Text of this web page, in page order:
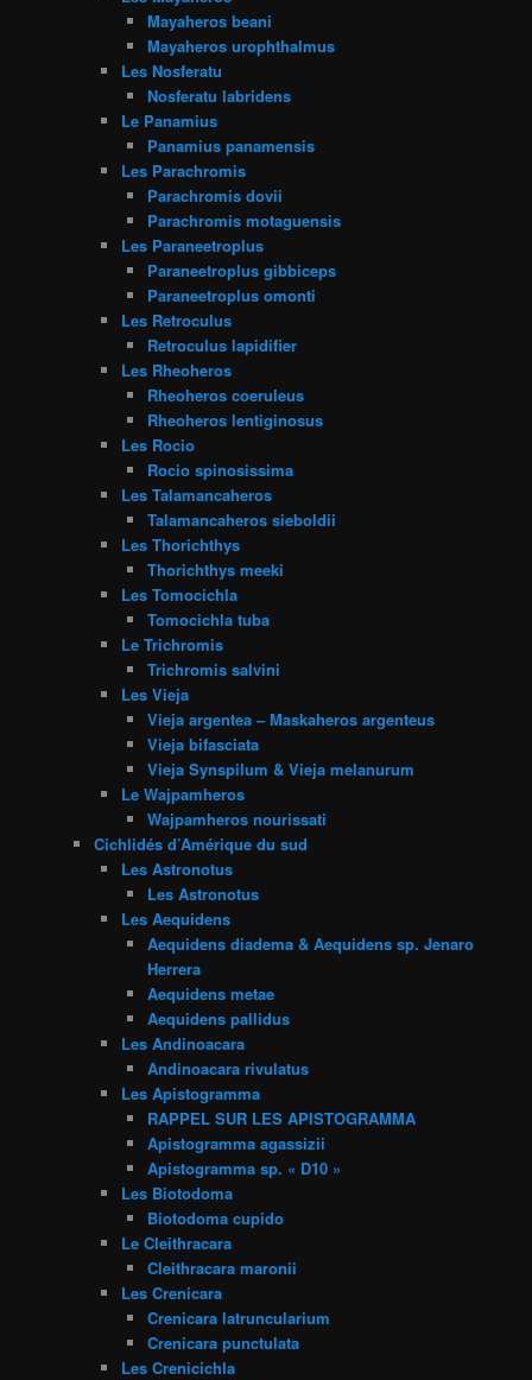
Mayaheros beani
Mayaheros urophthalmus
Les Nosferatu
Nosferatu labridens
Le Panamius
Panamius panamensis
Les Parachromis
Parachromis dovii
Parachromis motaguensis
Les Paraneetroplus
Paraneetroplus gibbiceps
Paraneetroplus omonti
Les Retroculus
Retroculus lapidifier
Les Rheoheros
Rheoheros coeruleus
Rheoheros lentiginosus
Les Rocio
Rocio spinosissima
Les Talamancaheros
Talamancaheros sieboldii
Les Thorichthys
Thorichthys meeki
Les Tomocichla
Tomocichla tuba
Le Trichromis
Trichromis salvini
Les Vieja
Vieja argentea – Maskaheros argenteus
Vieja bifasciata
Vieja Synspilum & Vieja melanurum
Le Wajpamheros
Wajpamheros nourissati
Cichlidés d’Amérique du sud
Les Astronotus
Les Astronotus
Les Aequidens
Aequidens diadema & Aequidens sp. Jenaro
Herrera
Aequidens metae
Aequidens pallidus
Les Andinoacara
Andinoacara rivulatus
Les Apistogramma
RAPPEL SUR LES APISTOGRAMMA
Apistogramma agassizii
Apistogramma sp. « D10 »
Les Biotodoma
Biotodoma cupido
Le Cleithracara
Cleithracara maronii
Les Crenicara
Crenicara latruncularium
Crenicara punctulata
Les Crenicichla